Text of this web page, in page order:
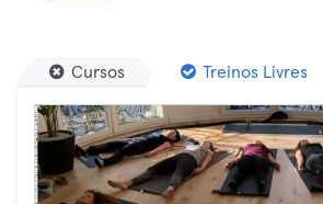
Cursos Treinos Livres